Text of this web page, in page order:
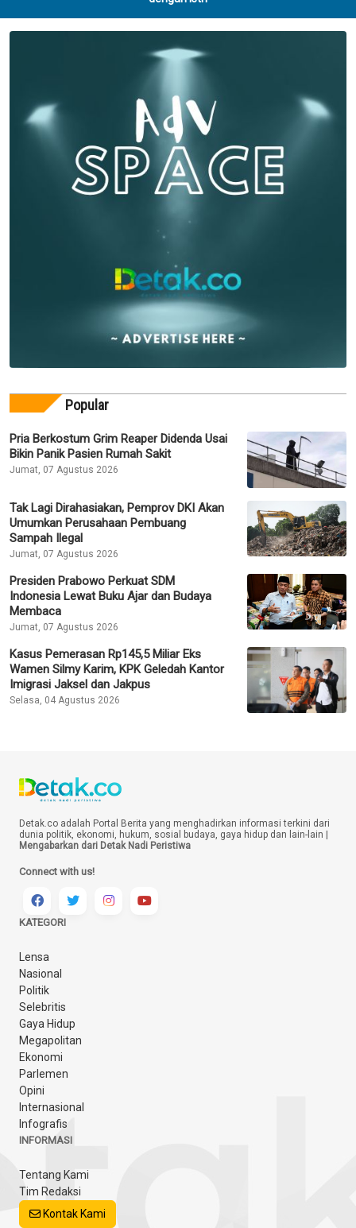
Popular
Pria Berkostum Grim Reaper Didenda Usai
Bikin Panik Pasien Rumah Sakit
Jumat, 07 Agustus 2026
Tak Lagi Dirahasiakan, Pemprov DKI Akan
Umumkan Perusahaan Pembuang
Sampah Ilegal
Jumat, 07 Agustus 2026
Presiden Prabowo Perkuat SDM
Indonesia Lewat Buku Ajar dan Budaya
Membaca
Jumat, 07 Agustus 2026
Kasus Pemerasan Rp145,5 Miliar Eks
Wamen Silmy Karim, KPK Geledah Kantor
Imigrasi Jaksel dan Jakpus
Selasa, 04 Agustus 2026
Detak.co adalah Portal Berita yang menghadirkan informasi terkini dari
dunia politik, ekonomi, hukum, sosial budaya, gaya hidup dan lain-lain |
Mengabarkan dari Detak Nadi Peristiwa
Connect with us!
KATEGORI
Lensa
Nasional
Politik
Selebritis
Gaya Hidup
Megapolitan
Ekonomi
Parlemen
Opini
Internasional
Infografis
INFORMASI
Tentang Kami
Tim Redaksi
Kontak Kami